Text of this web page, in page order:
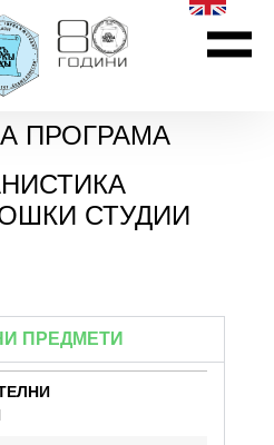
ПРОГРАМА
СТУДИИ
ПРЕДМЕТИ